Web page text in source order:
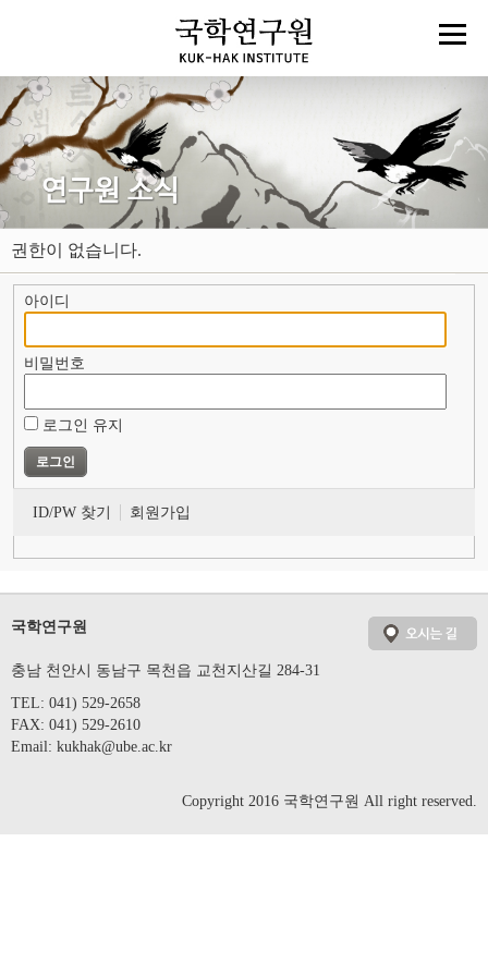
권한이 없습니다.
아이디
비밀번호
로그인 유지
ID/PW 찾기 회원가입
국학연구원
충남 천안시 동남구 목천읍 교천지산길 284-31
TEL: 041) 529-2658
FAX: 041) 529-2610
Email: kukhak@ube.ac.kr
Copyright 2016 국학연구원 All right reserved.